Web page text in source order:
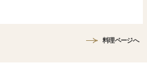
料理ページへ